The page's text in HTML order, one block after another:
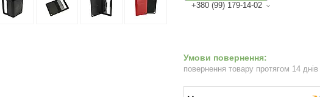
+380 (99) 179-14-02
повернення товару протягом 14 днів